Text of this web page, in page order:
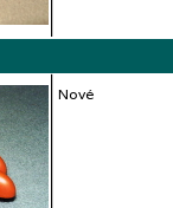
Nové